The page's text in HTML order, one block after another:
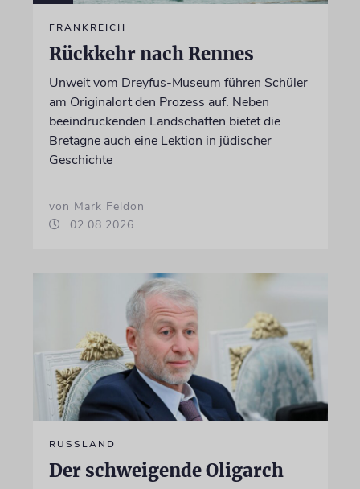
FRANKREICH
Rückkehr nach Rennes
Unweit vom Dreyfus-Museum führen Schüler
am Originalort den Prozess auf. Neben
beeindruckenden Landschaften bietet die
Bretagne auch eine Lektion in jüdischer
Geschichte
von Mark Feldon
02.08.2026
RUSSLAND
Der schweigende Oligarch